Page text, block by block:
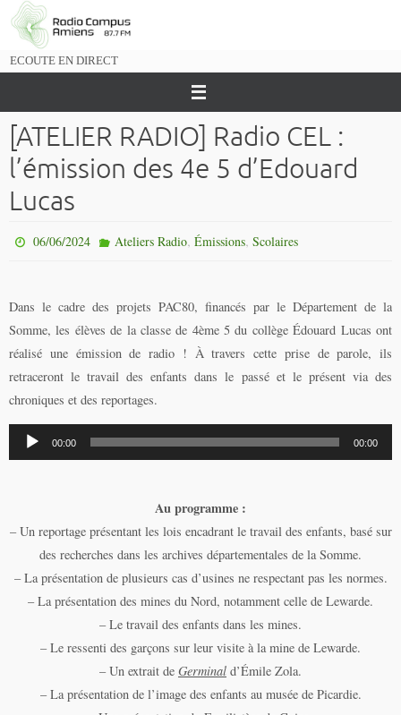
Passer
vers
ECOUTE EN DIRECT
[ATELIER RADIO] Radio CEL :
l’émission des 4e 5 d’Edouard
Lucas
06/06/2024 Ateliers Radio, Émissions, Scolaires
Dans le cadre des projets PAC80, financés par le Département de la
Somme, les élèves de la classe de 4ème 5 du collège Édouard Lucas ont
réalisé une émission de radio ! À travers cette prise de parole, ils
retraceront le travail des enfants dans le passé et le présent via des
chroniques et des reportages.
Lecteur
audio
00:00 00:00
Au programme :
– Un reportage présentant les lois encadrant le travail des enfants, basé sur
des recherches dans les archives départementales de la Somme.
– La présentation de plusieurs cas d’usines ne respectant pas les normes.
– La présentation des mines du Nord, notamment celle de Lewarde.
– Le travail des enfants dans les mines.
– Le ressenti des garçons sur leur visite à la mine de Lewarde.
– Un extrait de Germinal d’Émile Zola.
– La présentation de l’image des enfants au musée de Picardie.